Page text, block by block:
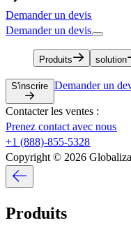
Demander un devis​​
Demander un devis​​
Produits​​ solution​​
S'inscrire​​ Demander un
Contacter les ventes :​​
Prenez contact avec nous​​
+1 (888)-855-5328​​
Copyright © 2026
Produits​​